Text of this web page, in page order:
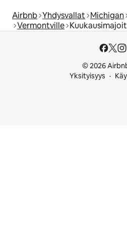
Airbnb Yhdysvallat Michigan
Vermontville
© 2026
Yksityisyys